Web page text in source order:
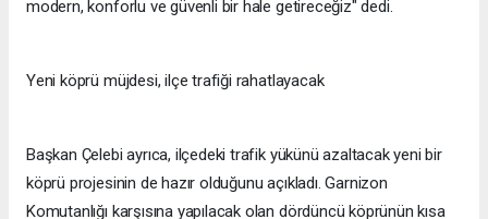
modern, konforlu ve güvenli bir hale getireceğiz" dedi.
Yeni köprü müjdesi, ilçe trafiği rahatlayacak
Başkan Çelebi ayrıca, ilçedeki trafik yükünü azaltacak yeni bir
köprü projesinin de hazır olduğunu açıkladı. Garnizon
Komutanlığı karşısına yapılacak olan dördüncü köprünün kısa